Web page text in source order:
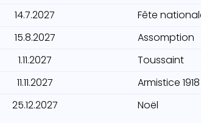
14.7.2027
Fête
15.8.2027
Assomption
1.11.2027
Toussaint
11.11.2027
Armistice 1918
25.12.2027 Noël